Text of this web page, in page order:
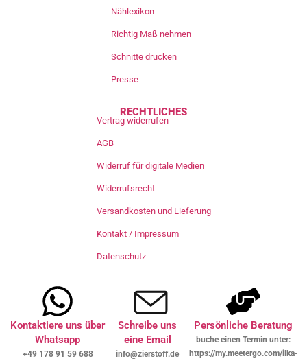
Nählexikon
Richtig Maß nehmen
Schnitte drucken
Presse
RECHTLICHES
Vertrag widerrufen
AGB
Widerruf für digitale Medien
Widerrufsrecht
Versandkosten und Lieferung
Kontakt / Impressum
Datenschutz
Kontaktiere uns über
Whatsapp
+49 178 91 59 688
Schreibe uns
eine Email
info@zierstoff.de
Persönliche Beratung
buche einen Termin unter:
https://my.meetergo.com/ilka-